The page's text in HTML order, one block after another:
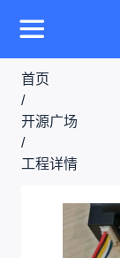
首页
/
开源广场
/
工程详情